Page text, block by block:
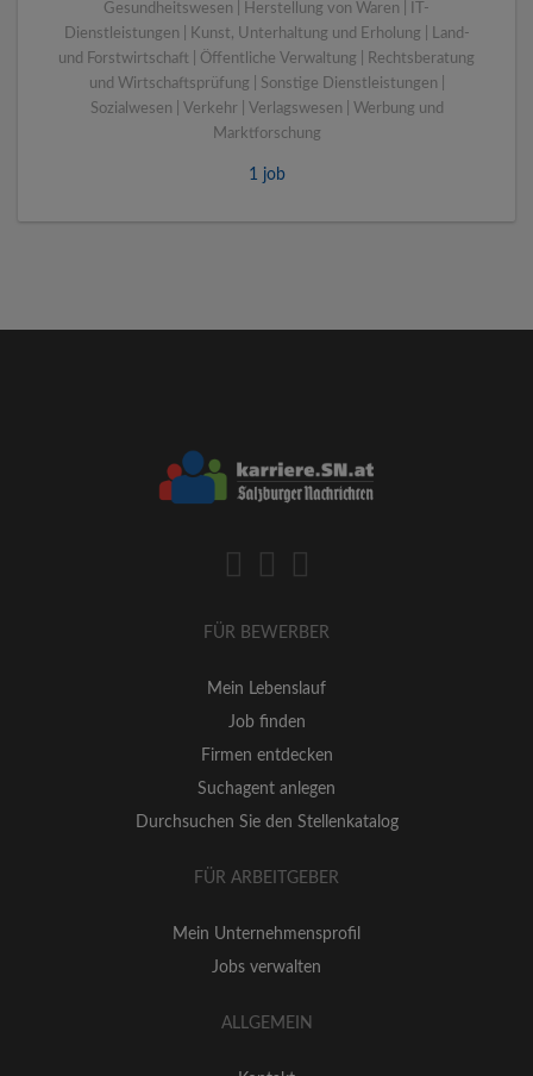
Gesundheitswesen | Herstellung von Waren | IT-
Dienstleistungen | Kunst, Unterhaltung und Erholung | Land-
und Forstwirtschaft | Öffentliche Verwaltung | Rechtsberatung
und Wirtschaftsprüfung | Sonstige Dienstleistungen |
Sozialwesen | Verkehr | Verlagswesen | Werbung und
Marktforschung
1 job
FÜR BEWERBER
Mein Lebenslauf
Job finden
Firmen entdecken
Suchagent anlegen
Durchsuchen Sie den Stellenkatalog
FÜR ARBEITGEBER
Mein Unternehmensprofil
Jobs verwalten
ALLGEMEIN